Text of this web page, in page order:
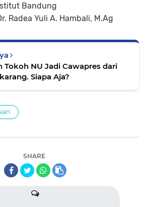
Bandung
Radea Yuli A. Hambali, M.Ag
Tokoh NU Jadi Cawapres dari
Siapa Aja?
SHARE